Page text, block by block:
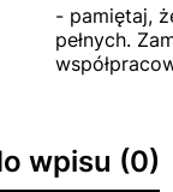
- pamiętaj,
pełnych.
wpisu (0)